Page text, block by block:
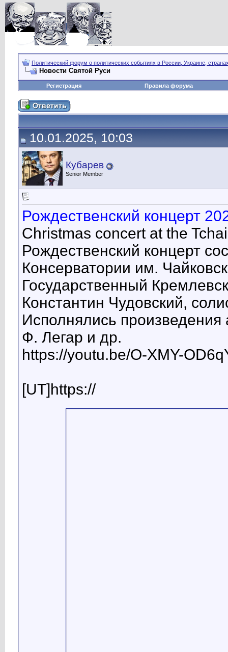
Политический форум о политических событиях в России, Украине,
Новости Святой Руси
Регистрация Правила форума
10.01.2025, 10:03
Кубарев
Senior Member
Рождественский концерт
Christmas concert at the
Рождественский концерт
Консерватории им.
Государственный
Константин Чудовский,
Исполнялись
Ф. Легар и др.
https://youtu.be/O-XMY-
[UT]https://